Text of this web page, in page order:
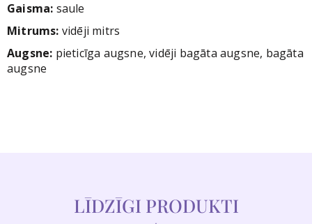
Gaisma: saule
Mitrums: vidēji mitrs
Augsne: pieticīga augsne, vidēji bagāta augsne, bagāta
augsne
LĪDZĪGI PRODUKTI